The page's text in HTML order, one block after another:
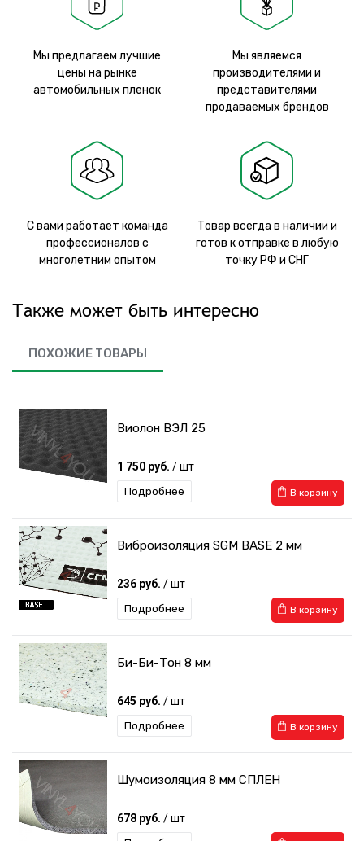
Мы предлагаем лучшие
цены на рынке
автомобильных пленок
Мы являемся
производителями и
представителями
продаваемых брендов
С вами работает команда
профессионалов с
многолетним опытом
Товар всегда в наличии и
готов к отправке в любую
точку РФ и СНГ
Также может быть интересно
ПОХОЖИЕ ТОВАРЫ
Виолон ВЭЛ 25
1 750 руб. / шт
В корзину
Подробнее
Виброизоляция SGM BASE 2 мм
236 руб. / шт
В корзину
Подробнее
Би-Би-Тон 8 мм
645 руб. / шт
В корзину
Подробнее
Шумоизоляция 8 мм СПЛЕН
678 руб. / шт